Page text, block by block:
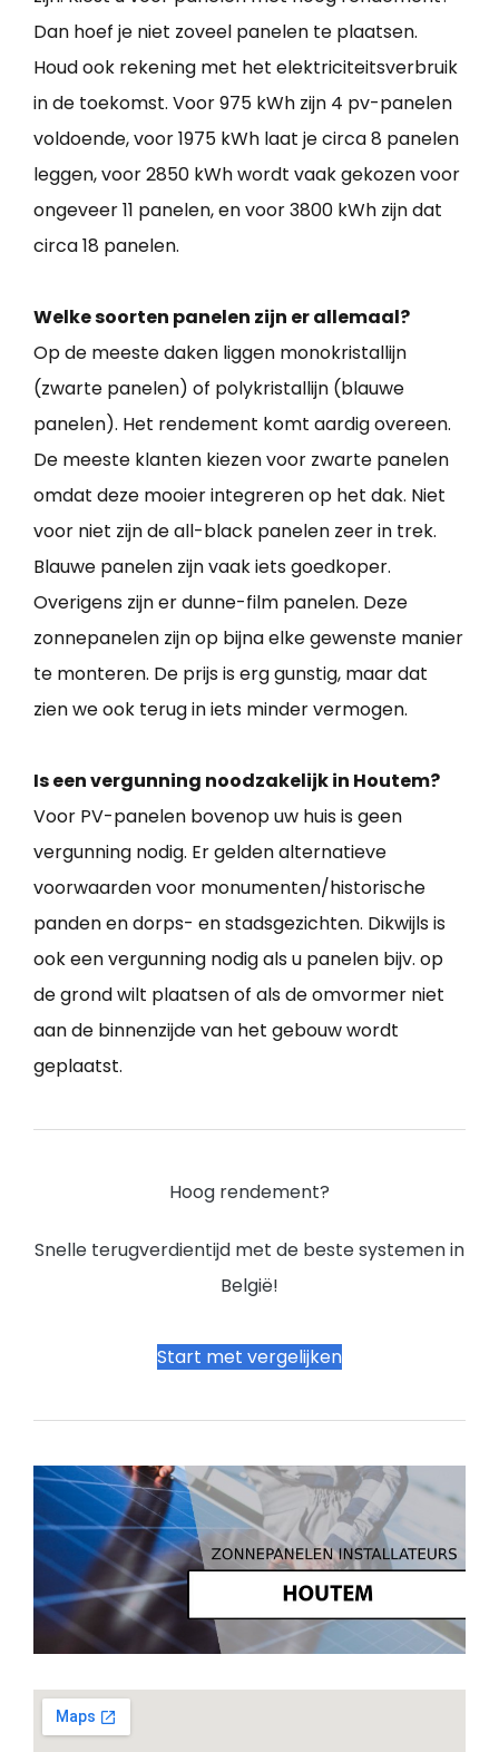
Dan hoef je niet zoveel panelen te plaatsen.
Houd ook rekening met het elektriciteitsverbruik
in de toekomst. Voor 975 kWh zijn 4 pv-panelen
voldoende, voor 1975 kWh laat je circa 8 panelen
leggen, voor 2850 kWh wordt vaak gekozen voor
ongeveer 11 panelen, en voor 3800 kWh zijn dat
circa 18 panelen.
Welke soorten panelen zijn er allemaal?
Op de meeste daken liggen monokristallijn
(zwarte panelen) of polykristallijn (blauwe
panelen). Het rendement komt aardig overeen.
De meeste klanten kiezen voor zwarte panelen
omdat deze mooier integreren op het dak. Niet
voor niet zijn de all-black panelen zeer in trek.
Blauwe panelen zijn vaak iets goedkoper.
Overigens zijn er dunne-film panelen. Deze
zonnepanelen zijn op bijna elke gewenste manier
te monteren. De prijs is erg gunstig, maar dat
zien we ook terug in iets minder vermogen.
Is een vergunning noodzakelijk in Houtem?
Voor PV-panelen bovenop uw huis is geen
vergunning nodig. Er gelden alternatieve
voorwaarden voor monumenten/historische
panden en dorps- en stadsgezichten. Dikwijls is
ook een vergunning nodig als u panelen bijv. op
de grond wilt plaatsen of als de omvormer niet
aan de binnenzijde van het gebouw wordt
geplaatst.
Hoog rendement?
Snelle terugverdientijd met de beste systemen in
België!
Start met vergelijken